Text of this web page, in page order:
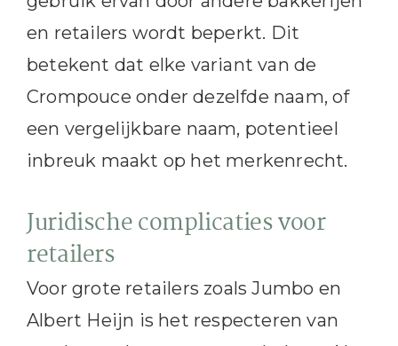
en retailers wordt beperkt. Dit
betekent dat elke variant van de
Crompouce onder dezelfde naam, of
een vergelijkbare naam, potentieel
inbreuk maakt op het merkenrecht.
Juridische complicaties voor
retailers
Voor grote retailers zoals Jumbo en
Albert Heijn is het respecteren van